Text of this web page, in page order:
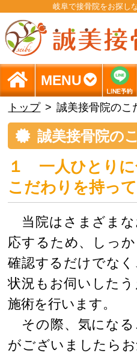
岐阜で接骨院をお探し
MENU
トップ 誠美接骨院のこ
誠美接骨院の
１ 一人ひとりに
こだわりを持っ
当院はさまざまな
応するため、しっ
確認するだけでな
状況もお伺いした
施術を行います。
その際、気になる
がございましたら